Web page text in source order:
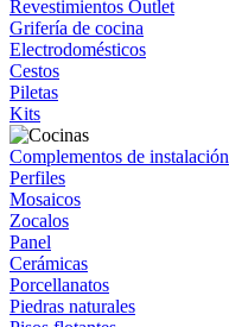
Revestimientos Outlet
Grifería de cocina
Electrodomésticos
Cestos
Piletas
Kits
Complementos de instalación
Perfiles
Mosaicos
Zocalos
Panel
Cerámicas
Porcellanatos
Piedras naturales